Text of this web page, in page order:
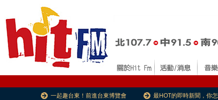
一起趣台東！前進台東博覽會 最HOT的即時新聞，你